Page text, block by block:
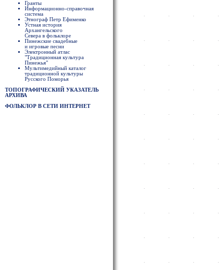
Гранты
Информационно-справочная
система
Этнограф Петр Ефименко
Устная история
Архангельского
Севера в фольклоре
Пинежские свадебные
и игровые песни
Электронный атлас
"Традиционная культура
Пинежья"
Мультимедийный каталог
традиционной культуры
Русского Поморья
ТОПОГРАФИЧЕСКИЙ УКАЗАТЕЛЬ
АРХИВА
ФОЛЬКЛОР В СЕТИ ИНТЕРНЕТ